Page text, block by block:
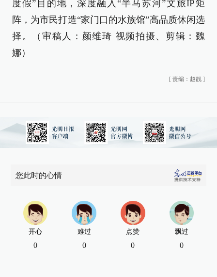
度假”目的地，深度融入“半马苏河”文旅IP矩
阵，为市民打造“家门口的水族馆”高品质休闲选
择。
（审稿人：颜维琦 视频拍摄、剪辑：魏
娜）
[ 责编：赵靓 ]
您此时的心情
开心
0
难过
0
点赞
0
飘过
0